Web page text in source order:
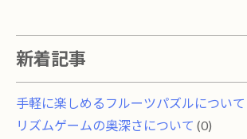
新着記事
手軽に楽しめるフルーツパズルについて
リズムゲームの奥深さについて (0)